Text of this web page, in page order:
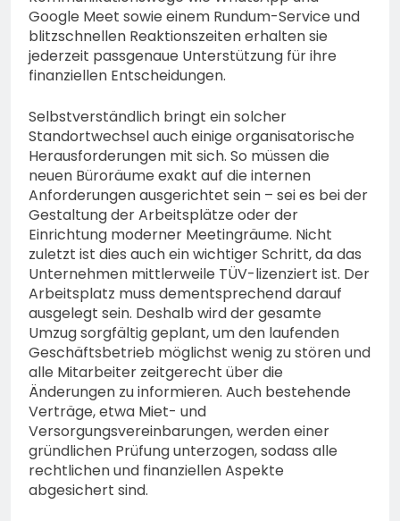
Google Meet sowie einem Rundum-Service und
blitzschnellen Reaktionszeiten erhalten sie
jederzeit passgenaue Unterstützung für ihre
finanziellen Entscheidungen.
Selbstverständlich bringt ein solcher
Standortwechsel auch einige organisatorische
Herausforderungen mit sich. So müssen die
neuen Büroräume exakt auf die internen
Anforderungen ausgerichtet sein – sei es bei der
Gestaltung der Arbeitsplätze oder der
Einrichtung moderner Meetingräume. Nicht
zuletzt ist dies auch ein wichtiger Schritt, da das
Unternehmen mittlerweile TÜV-lizenziert ist. Der
Arbeitsplatz muss dementsprechend darauf
ausgelegt sein. Deshalb wird der gesamte
Umzug sorgfältig geplant, um den laufenden
Geschäftsbetrieb möglichst wenig zu stören und
alle Mitarbeiter zeitgerecht über die
Änderungen zu informieren. Auch bestehende
Verträge, etwa Miet- und
Versorgungsvereinbarungen, werden einer
gründlichen Prüfung unterzogen, sodass alle
rechtlichen und finanziellen Aspekte
abgesichert sind.